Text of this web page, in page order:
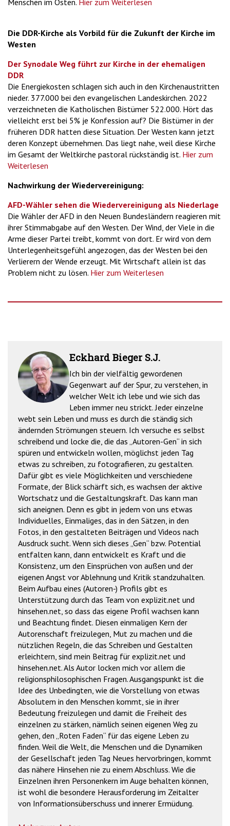
Menschen im Osten. Hier zum Weiterlesen
Die DDR-Kirche als Vorbild für die Zukunft der Kirche im
Westen
Der Synodale Weg führt zur Kirche in der ehemaligen
DDR
Die Energiekosten schlagen sich auch in den Kirchenaustritten
nieder. 377.000 bei den evangelischen Landeskirchen. 2022
verzeichneten die Katholischen Bistümer 522.000. Hört das
vielleicht erst bei 5% je Konfession auf? Die Bistümer in der
früheren DDR hatten diese Situation. Der Westen kann jetzt
deren Konzept übernehmen. Das liegt nahe, weil diese Kirche
im Gesamt der Weltkirche pastoral rückständig ist. Hier zum
Weiterlesen
Nachwirkung der Wiedervereinigung:
AFD-Wähler sehen die Wiedervereinigung als Niederlage
Die Wähler der AFD in den Neuen Bundesländern reagieren mit
ihrer Stimmabgabe auf den Westen. Der Wind, der Viele in die
Arme dieser Partei treibt, kommt von dort. Er wird von dem
Unterlegenheitsgefühl angezogen, das der Westen bei den
Verlierern der Wende erzeugt. Mit Wirtschaft allein ist das
Problem nicht zu lösen. Hier zum Weiterlesen
Eckhard Bieger S.J.
Ich bin der vielfältig gewordenen
Gegenwart auf der Spur, zu verstehen, in
welcher Welt ich lebe und wie sich das
Leben immer neu strickt. Jeder einzelne
webt sein Leben und muss es durch die ständig sich
ändernden Strömungen steuern. Ich versuche es selbst
schreibend und locke die, die das „Autoren-Gen“ in sich
spüren und entwickeln wollen, möglichst jeden Tag
etwas zu schreiben, zu fotografieren, zu gestalten.
Dafür gibt es viele Möglichkeiten und verschiedene
Formate, der Blick schärft sich, es wachsen der aktive
Wortschatz und die Gestaltungskraft. Das kann man
sich aneignen. Denn es gibt in jedem von uns etwas
Individuelles, Einmaliges, das in den Sätzen, in den
Fotos, in den gestalteten Beiträgen und Videos nach
Ausdruck sucht. Wenn sich dieses „Gen“ bzw. Potential
entfalten kann, dann entwickelt es Kraft und die
Konsistenz, um den Einsprüchen von außen und der
eigenen Angst vor Ablehnung und Kritik standzuhalten.
Beim Aufbau eines (Autoren-) Profils gibt es
Unterstützung durch das Team von explizit.net und
hinsehen.net, so dass das eigene Profil wachsen kann
und Beachtung findet. Diesen einmaligen Kern der
Autorenschaft freizulegen, Mut zu machen und die
nützlichen Regeln, die das Schreiben und Gestalten
erleichtern, sind mein Beitrag für explizit.net und
hinsehen.net. Als Autor locken mich vor allem die
religionsphilosophischen Fragen. Ausgangspunkt ist die
Idee des Unbedingten, wie die Vorstellung von etwas
Absolutem in den Menschen kommt, sie in ihrer
Bedeutung freizulegen und damit die Freiheit des
einzelnen zu stärken, nämlich seinen eigenen Weg zu
gehen, den „Roten Faden“ für das eigene Leben zu
finden. Weil die Welt, die Menschen und die Dynamiken
der Gesellschaft jeden Tag Neues hervorbringen, kommt
das nähere Hinsehen nie zu einem Abschluss. Wie die
Einzelnen ihren Personenkern im Auge behalten können,
ist wohl die besondere Herausforderung im Zeitalter
von Informationsüberschuss und innerer Ermüdung.